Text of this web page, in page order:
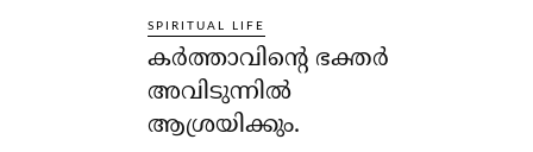
SPIRITUAL LIFE
കര്‍ത്താവിന്റെ ഭക്തര്‍
അവിടുന്നില്‍
ആശ്രയിക്കും.